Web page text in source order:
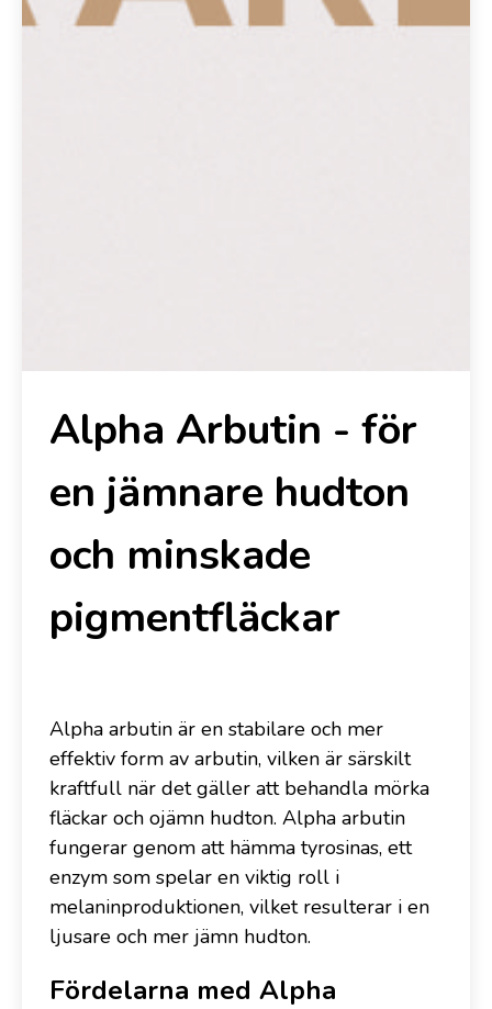
Alpha Arbutin - för
en jämnare hudton
och minskade
pigmentfläckar
Alpha arbutin är en stabilare och mer
effektiv form av arbutin, vilken är särskilt
kraftfull när det gäller att behandla mörka
fläckar och ojämn hudton. Alpha arbutin
fungerar genom att hämma tyrosinas, ett
enzym som spelar en viktig roll i
melaninproduktionen, vilket resulterar i en
ljusare och mer jämn hudton.
Fördelarna med Alpha